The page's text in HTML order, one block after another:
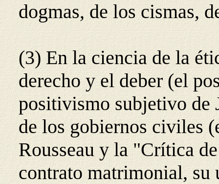
dogmas, de los cismas,
(3) En la ciencia de la
derecho y el deber (el
positivismo subjetivo
de los gobiernos civiles
Rousseau y la "Crítica
contrato matrimonial, su